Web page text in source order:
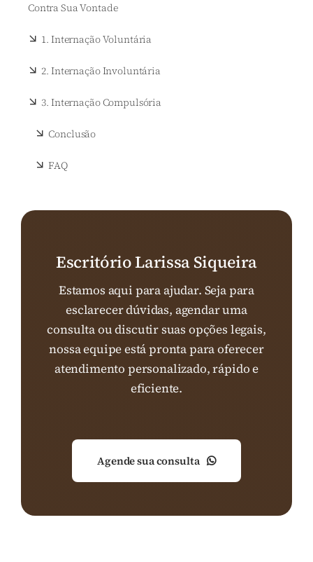
Contra Sua Vontade
1. Internação Voluntária
2. Internação Involuntária
3. Internação Compulsória
Conclusão
FAQ
Escritório Larissa Siqueira
Estamos aqui para ajudar. Seja para
esclarecer dúvidas, agendar uma
consulta ou discutir suas opções legais,
nossa equipe está pronta para oferecer
atendimento personalizado, rápido e
eficiente.
Agende sua consulta